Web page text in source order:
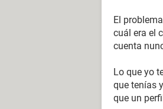
El
cuál era el
cuenta
Lo que yo
que tenías
que un